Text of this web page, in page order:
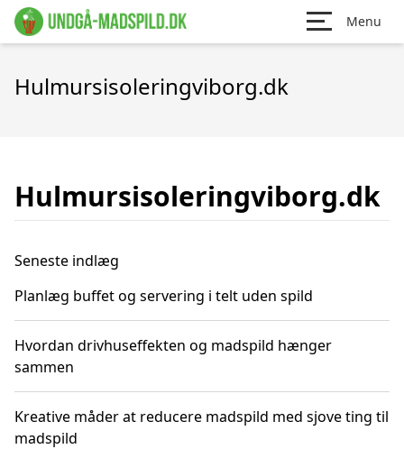
Menu
Hulmursisoleringviborg.dk
Hulmursisoleringviborg.dk
Seneste indlæg
Planlæg buffet og servering i telt uden spild
Hvordan drivhuseffekten og madspild hænger
sammen
Kreative måder at reducere madspild med sjove ting til
madspild